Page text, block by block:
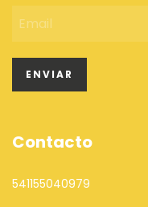
Contacto
541155040979